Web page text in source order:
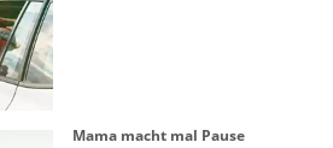
Mama macht mal Pause